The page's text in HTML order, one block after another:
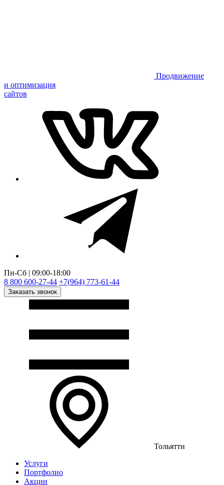
Продвижение
и оптимизация
сайтов
Пн-Сб | 09:00-18:00
8 800 600-27-44 +7(964) 773-61-44
Заказать звонок
Тольятти
Услуги
Портфолио
Акции